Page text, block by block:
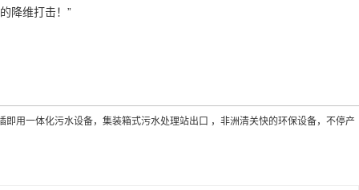
降维打击！”
用一体化污水设备，集装箱式污水处理站出口 ，非洲清关快的环保设备，不停产